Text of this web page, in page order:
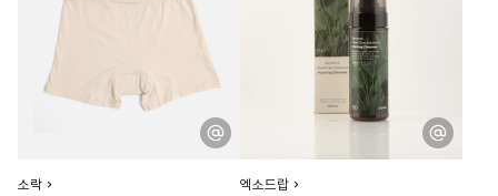
소락 엑소드랍